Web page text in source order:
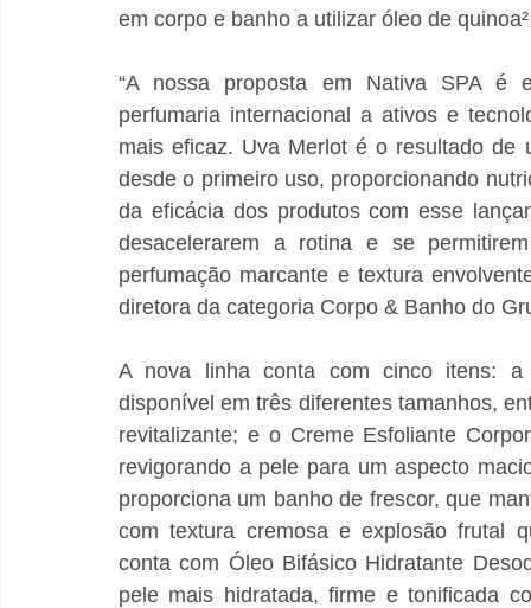
em corpo e banho a utilizar óleo de
“A nossa proposta em Nativa SPA é
perfumaria internacional a ativos e
mais eficaz. Uva Merlot é o resultado de
desde o primeiro uso, proporcionando
da eficácia dos produtos com esse
desacelerarem a rotina e se
perfumação marcante e textura
diretora da categoria Corpo & Banho do
A nova linha conta com cinco itens: a
disponível em três diferentes tamanhos,
revitalizante; e o Creme Esfoliante
revigorando a pele para um aspecto
proporciona um banho de frescor, que
com textura cremosa e explosão frutal
conta com Óleo Bifásico Hidratante
pele mais hidratada, firme e tonificada